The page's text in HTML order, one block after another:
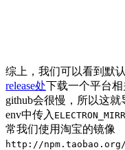
综上，我们可以看到默
release处下载一个平台
github会很慢，所以这
env中传入
常我们使用淘宝的镜像
http://